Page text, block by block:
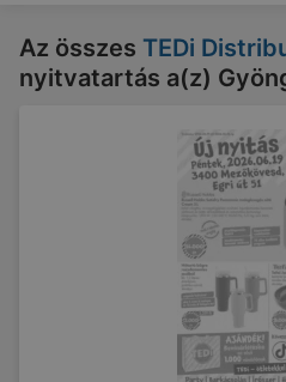
Az összes TEDi
nyitvatartás a(z)